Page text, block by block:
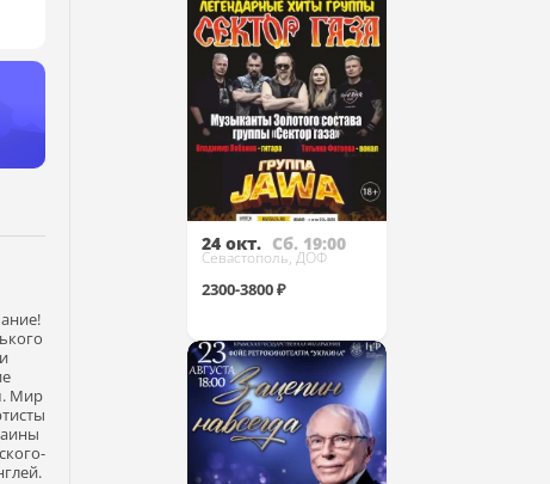
Мир
Купить
24 окт. Сб. 19:00
Севастополь, ДОФ
2300-3800 ₽
Купить